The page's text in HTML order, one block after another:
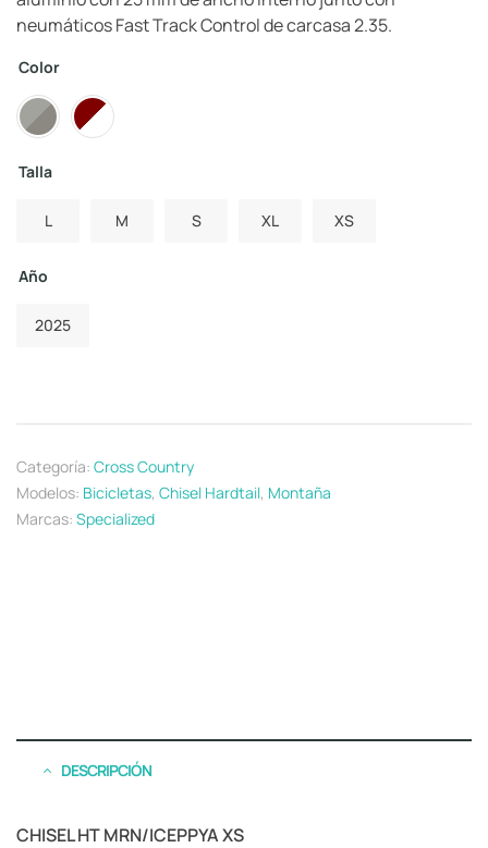
neumáticos Fast Track Control de carcasa 2.35.
Color
Talla
L M S XL XS
Año
2025
Categoría: Cross Country
Modelos: Bicicletas, Chisel Hardtail, Montaña
Marcas: Specialized
DESCRIPCIÓN
CHISEL HT MRN/ICEPPYA XS